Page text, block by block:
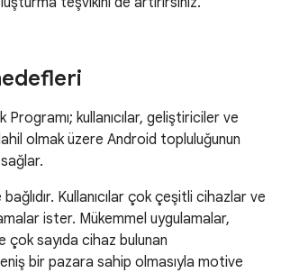
Programı; kullanıcılar, geliştiriciler ve
olmak üzere Android topluluğunun
Kullanıcılar çok çeşitli cihazlar ve
ister. Mükemmel uygulamalar,
çok sayıda cihaz bulunan
bir pazara sahip olmasıyla motive